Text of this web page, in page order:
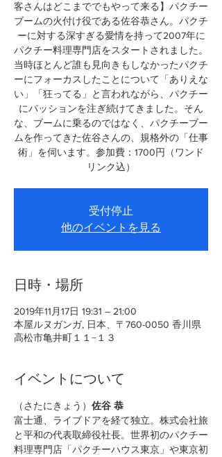
客さんはどこまででもやって来る】パクチー
ブームの火付け役である佐谷恭さん。パクチ
ーに対する深すぎる愛情を持って2007年に
パクチー料理専門店をスタートされました。
当時ほとんど誰も見向きもしなかったパクチ
ーにフォーカスしたことについて「ありえな
い」「狂ってる」と言われながら、パクチー
にパッションを注ぎ続けてきました。そん
な、ブームに乗るのではなく、パクチーブー
ムを作ってきた佐谷さんの、規格外の「仕事
術」を伺います。参加費：1700円（ワンド
リンク込）
受付停止
他のイベントを見る
日時・場所
2019年11月17日 19:31 – 21:00
本屋ルヌガンガ, 日本、〒760-0050 香川県
高松市亀井町１１−１３
イベントについて
（さたにきょう） 佐谷 恭
富士通、ライブドアを経て独立。株式会社旅
と平和の代表取締役社長。世界初のパクチー
料理専門店「パクチーハウス東京」や東京初